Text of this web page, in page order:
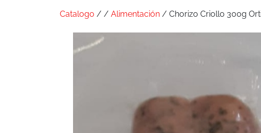
Catalogo / / Alimentación / Chorizo Criollo 300g